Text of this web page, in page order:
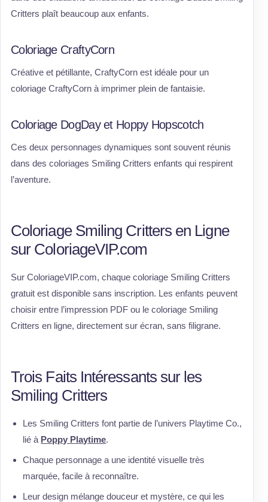
Critters plaît beaucoup aux enfants.
Coloriage CraftyCorn
Créative et pétillante, CraftyCorn est idéale pour un
coloriage CraftyCorn à imprimer plein de fantaisie.
Coloriage DogDay et Hoppy Hopscotch
Ces deux personnages dynamiques sont souvent réunis
dans des coloriages Smiling Critters enfants qui respirent
l’aventure.
Coloriage Smiling Critters en Ligne
sur ColoriageVIP.com
Sur ColoriageVIP.com, chaque coloriage Smiling Critters
gratuit est disponible sans inscription. Les enfants peuvent
choisir entre l’impression PDF ou le coloriage Smiling
Critters en ligne, directement sur écran, sans filigrane.
Trois Faits Intéressants sur les
Smiling Critters
Les Smiling Critters font partie de l’univers Playtime Co.,
lié à Poppy Playtime.
Chaque personnage a une identité visuelle très
marquée, facile à reconnaître.
Leur design mélange douceur et mystère, ce qui les